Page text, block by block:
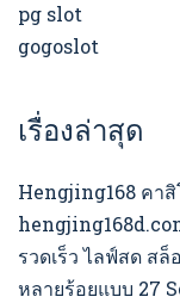
pg slot
gogoslot
เรื่องล่าสุด
Hengjing168 คา
รวดเร็ว ไลฟ์สด ส
หลายร้อยแบบ 27